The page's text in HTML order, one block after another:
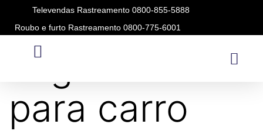
Televendas Rastreamento 0800-855-5888
Roubo e furto Rastreamento 0800-775-6001
Tag:
para carro